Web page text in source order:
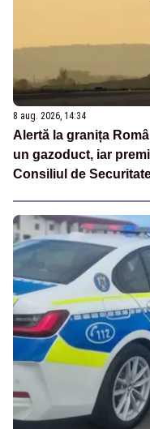
8 aug. 2026, 14:34
Alertă la granița
un gazoduct, iar
Consiliul de